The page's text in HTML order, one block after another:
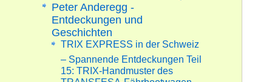
Peter Anderegg -
Entdeckungen und
Geschichten
TRIX EXPRESS in der Schweiz
– Spannende Entdeckungen Teil
15: TRIX-Handmuster des
TRANSFESA-Fährbootwagen